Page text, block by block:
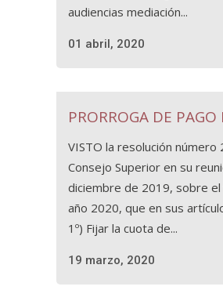
audiencias mediación...
01 abril, 2020
PRORROGA DE
VISTO la resolución
Consejo Superior en su
diciembre de 2019, sobre
año 2020, que en sus
1º) Fijar la cuota de...
19 marzo, 2020